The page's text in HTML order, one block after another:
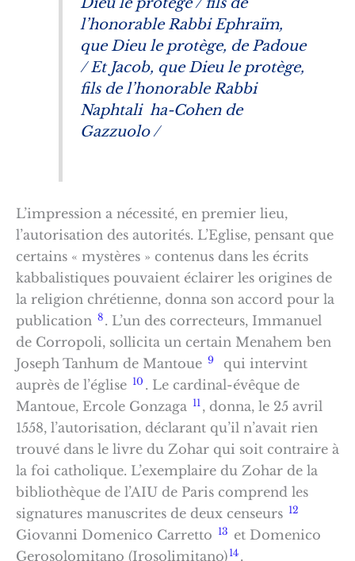
l’honorable Rabbi Ephraïm,
que Dieu le protège, de Padoue
/ Et Jacob, que Dieu le protège,
fils de l’honorable Rabbi
Naphtali ha-Cohen de
Gazzuolo /
L’impression a nécessité, en premier lieu,
l’autorisation des autorités. L’Eglise, pensant que
certains « mystères » contenus dans les écrits
kabbalistiques pouvaient éclairer les origines de
la religion chrétienne, donna son accord pour la
publication 8 . L’un des correcteurs, Immanuel
de Corropoli, sollicita un certain Menahem ben
Joseph Tanhum de Mantoue 9
qui intervint
auprès de l’église 10 . Le cardinal-évêque de
Mantoue, Ercole Gonzaga 11 , donna, le 25 avril
1558, l’autorisation, déclarant qu’il n’avait rien
trouvé dans le livre du Zohar qui soit contraire à
la foi catholique. L’exemplaire du Zohar de la
bibliothèque de l’AIU de Paris comprend les
signatures manuscrites de deux censeurs 12
Giovanni Domenico Carretto 13 et Domenico
Gerosolomitano (Irosolimitano) 14 .